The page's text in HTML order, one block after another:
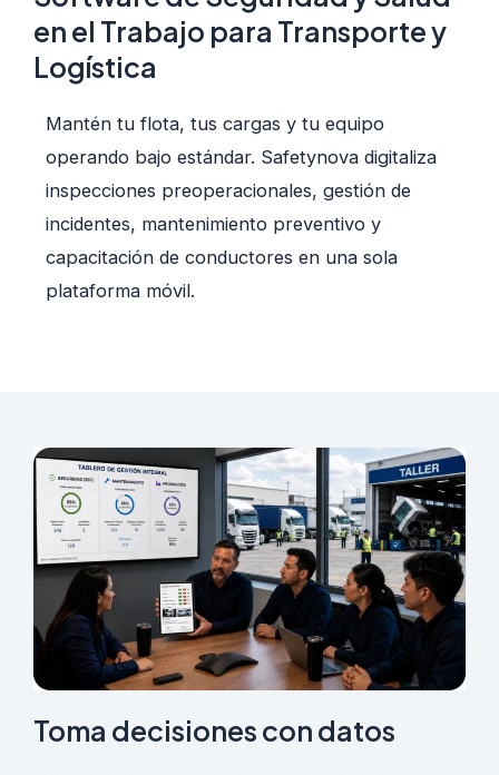
en el Trabajo para Transporte y
Logística
Mantén tu flota, tus cargas y tu equipo
operando bajo estándar. Safetynova digitaliza
inspecciones preoperacionales, gestión de
incidentes, mantenimiento preventivo y
capacitación de conductores en una sola
plataforma móvil.
Toma decisiones con datos